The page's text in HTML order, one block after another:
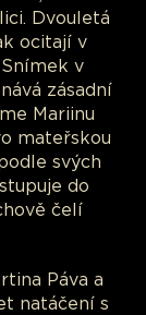
Dvouletá
ocitají v
v
zásadní
Mariinu
mateřskou
svých
do
čelí
Páva a
natáčení s